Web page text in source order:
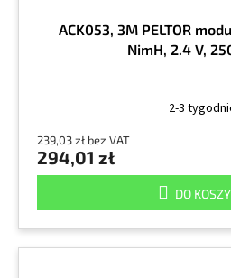
ACK053, 3M PELTOR
NimH, 2.4 V,
2-3
239,03 zł bez VAT
294,01 zł
DO